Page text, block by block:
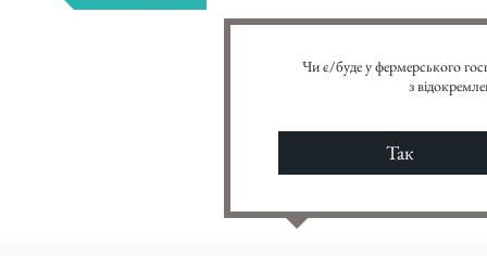
Чи є/буде у фермерського
з
Так